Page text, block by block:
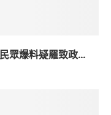
眾爆料疑羅致政...